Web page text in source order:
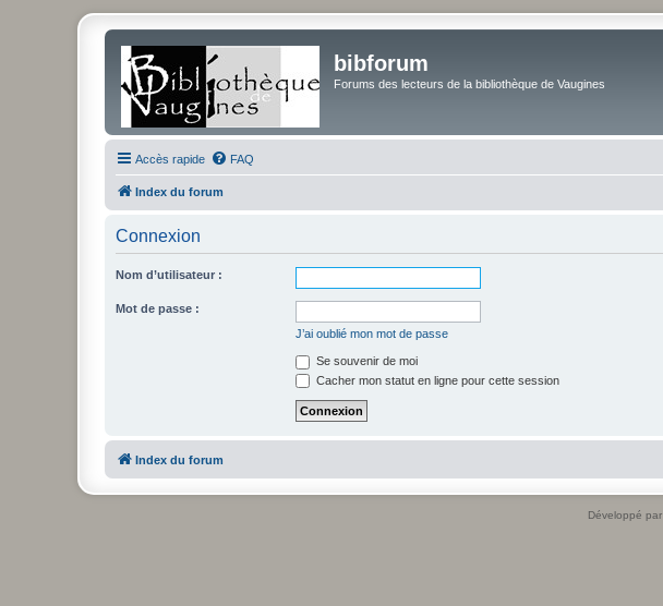
bibforum
Forums des lecteurs de la bibliothèque de Vaugines
Accès rapide FAQ
Index du forum
Connexion
Nom d’utilisateur :
Mot de passe :
J’ai oublié mon mot de passe
Se souvenir de moi
Cacher mon statut en ligne pour cette session
Index du forum
Développé par